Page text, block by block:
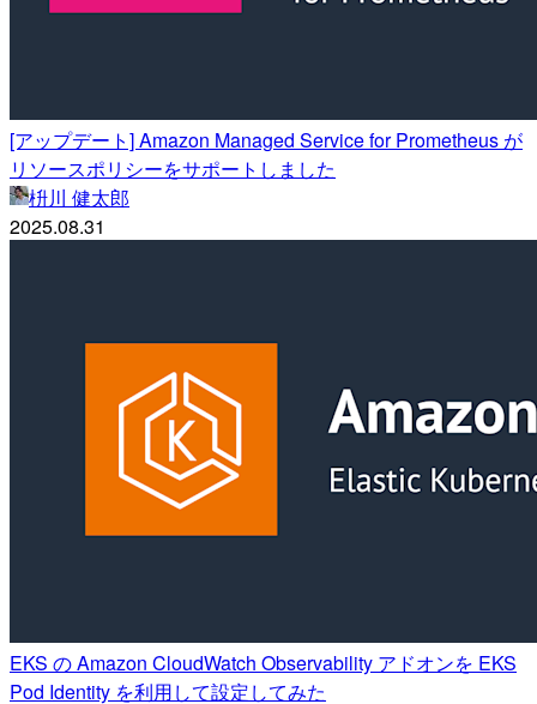
[アップデート] Amazon Managed Service for Prometheus が
リソースポリシーをサポートしました
枡川 健太郎
2025.08.31
EKS の Amazon CloudWatch Observability アドオンを EKS
Pod Identity を利用して設定してみた